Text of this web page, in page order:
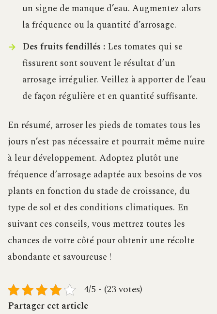
un signe de manque d’eau. Augmentez alors
la fréquence ou la quantité d’arrosage.
Des fruits fendillés :Les tomates qui se
fissurent sont souvent le résultat d’un
arrosage irrégulier. Veillez à apporter de l’eau
de façon régulière et en quantité suffisante.
En résumé, arroser les pieds de tomates tous les
jours n’est pas nécessaire et pourrait même nuire
à leur développement. Adoptez plutôt une
fréquence d’arrosage adaptée aux besoins de vos
plants en fonction du stade de croissance, du
type de sol et des conditions climatiques. En
suivant ces conseils, vous mettrez toutes les
chances de votre côté pour obtenir une récolte
abondante et savoureuse !
4/5 - (23 votes)
Partager cet article